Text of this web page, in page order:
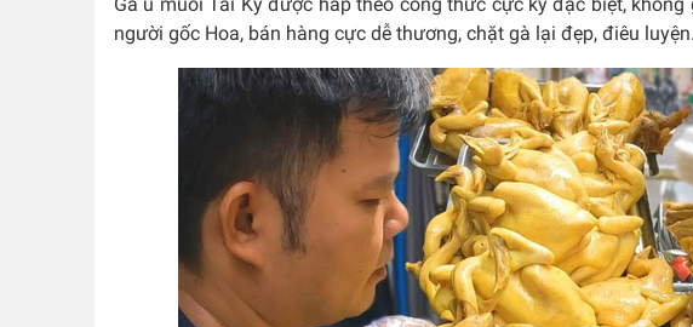
người gốc Hoa, bán hàng cực dễ thương, chặt gà lại đẹp, điêu luyện.